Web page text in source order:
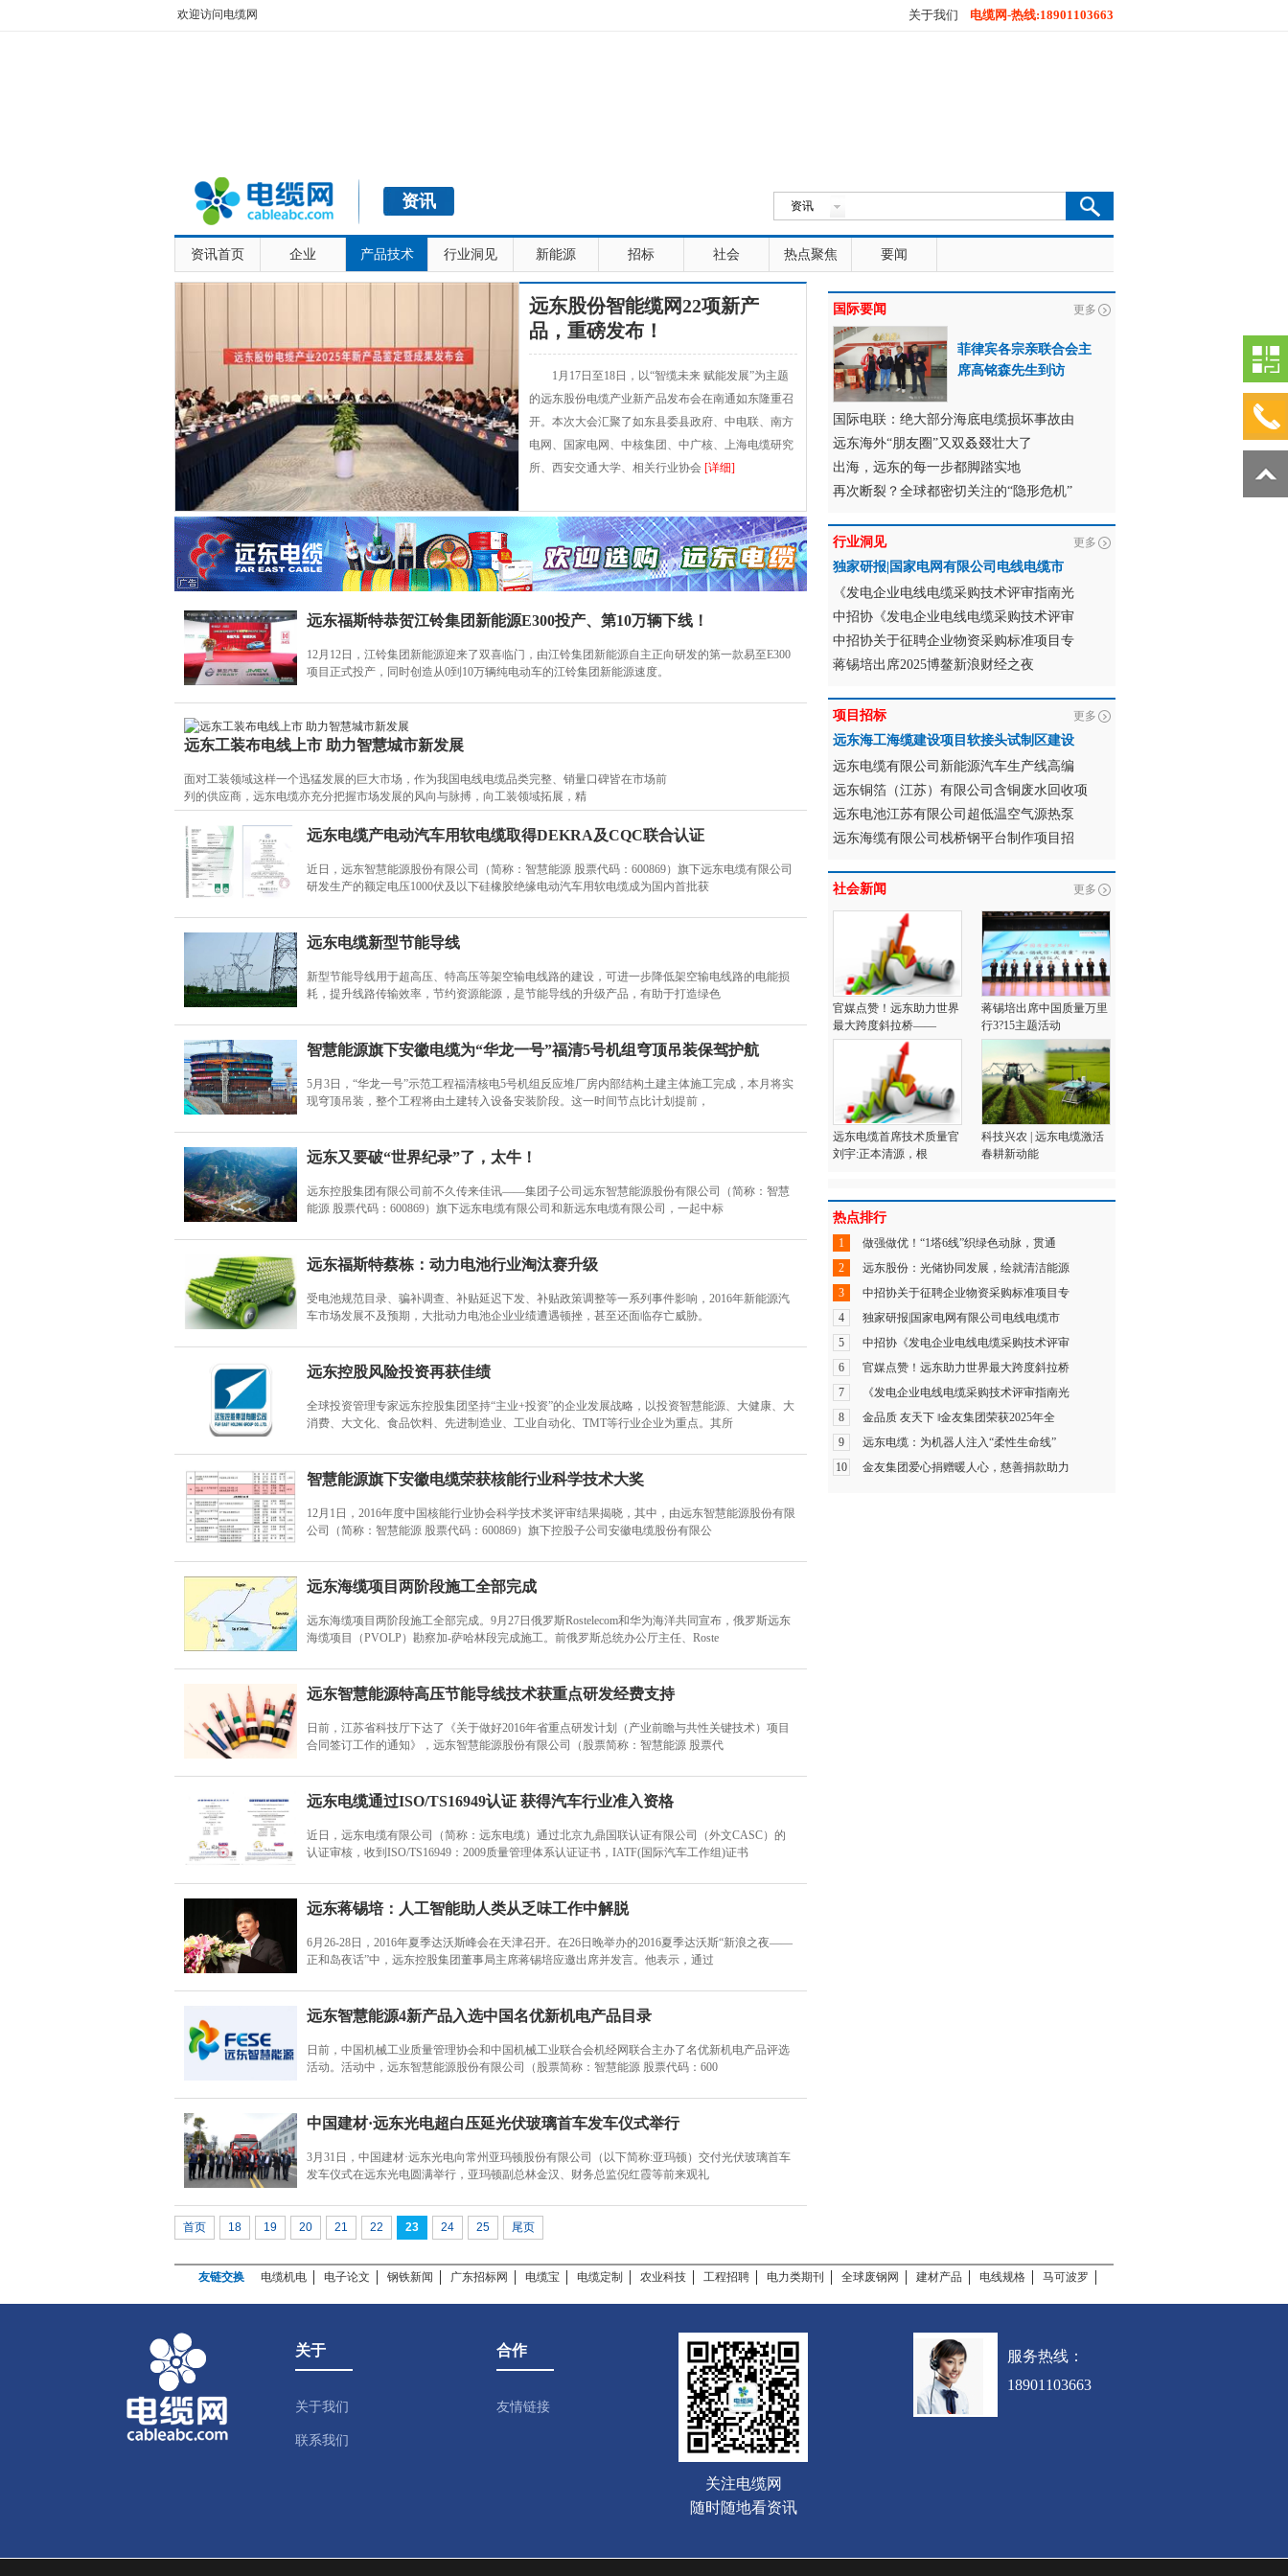
欢迎访问电缆网 关于我们 电缆网-热线:18901103663
资讯 资讯
资讯首页 企业 产品技术 行业洞见 新能源 招标 社会 热点聚焦 要闻
远东股份智能缆网22项新产
品，重磅发布！
1月17日至18日，以“智缆未来 赋能发展”为主题
的远东股份电缆产业新产品发布会在南通如东隆重召
开。本次大会汇聚了如东县委县政府、中电联、南方
电网、国家电网、中核集团、中广核、上海电缆研究
所、西安交通大学、相关行业协会 [详细]
远东福斯特恭贺江铃集团新能源E300投产、第10万辆下线！
12月12日，江铃集团新能源迎来了双喜临门，由江铃集团新能源自主正向研发的第一款易至E300
项目正式投产，同时创造从0到10万辆纯电动车的江铃集团新能源速度。
远东工装布电线上市 助力智慧城市新发展
面对工装领域这样一个迅猛发展的巨大市场，作为我国电线电缆品类完整、销量口碑皆在市场前
列的供应商，远东电缆亦充分把握市场发展的风向与脉搏，向工装领域拓展，精
远东电缆产电动汽车用软电缆取得DEKRA及CQC联合认证
近日，远东智慧能源股份有限公司（简称：智慧能源 股票代码：600869）旗下远东电缆有限公司
研发生产的额定电压1000伏及以下硅橡胶绝缘电动汽车用软电缆成为国内首批获
远东电缆新型节能导线
新型节能导线用于超高压、特高压等架空输电线路的建设，可进一步降低架空输电线路的电能损
耗，提升线路传输效率，节约资源能源，是节能导线的升级产品，有助于打造绿色
智慧能源旗下安徽电缆为“华龙一号”福清5号机组穹顶吊装保驾护航
5月3日，“华龙一号”示范工程福清核电5号机组反应堆厂房内部结构土建主体施工完成，本月将实
现穹顶吊装，整个工程将由土建转入设备安装阶段。这一时间节点比计划提前，
远东又要破“世界纪录”了，太牛！
远东控股集团有限公司前不久传来佳讯——集团子公司远东智慧能源股份有限公司（简称：智慧
能源 股票代码：600869）旗下远东电缆有限公司和新远东电缆有限公司，一起中标
远东福斯特蔡栋：动力电池行业淘汰赛升级
受电池规范目录、骗补调查、补贴延迟下发、补贴政策调整等一系列事件影响，2016年新能源汽
车市场发展不及预期，大批动力电池企业业绩遭遇顿挫，甚至还面临存亡威胁。
远东控股风险投资再获佳绩
全球投资管理专家远东控股集团坚持“主业+投资”的企业发展战略，以投资智慧能源、大健康、大
消费、大文化、食品饮料、先进制造业、工业自动化、TMT等行业企业为重点。其所
智慧能源旗下安徽电缆荣获核能行业科学技术大奖
12月1日，2016年度中国核能行业协会科学技术奖评审结果揭晓，其中，由远东智慧能源股份有限
公司（简称：智慧能源 股票代码：600869）旗下控股子公司安徽电缆股份有限公
远东海缆项目两阶段施工全部完成
远东海缆项目两阶段施工全部完成。9月27日俄罗斯Rostelecom和华为海洋共同宣布，俄罗斯远东
海缆项目（PVOLP）勘察加-萨哈林段完成施工。前俄罗斯总统办公厅主任、Roste
远东智慧能源特高压节能导线技术获重点研发经费支持
日前，江苏省科技厅下达了《关于做好2016年省重点研发计划（产业前瞻与共性关键技术）项目
合同签订工作的通知》，远东智慧能源股份有限公司（股票简称：智慧能源 股票代
远东电缆通过ISO/TS16949认证 获得汽车行业准入资格
近日，远东电缆有限公司（简称：远东电缆）通过北京九鼎国联认证有限公司（外文CASC）的
认证审核，收到ISO/TS16949：2009质量管理体系认证证书，IATF(国际汽车工作组)证书
远东蒋锡培：人工智能助人类从乏味工作中解脱
6月26-28日，2016年夏季达沃斯峰会在天津召开。在26日晚举办的2016夏季达沃斯“新浪之夜——
正和岛夜话”中，远东控股集团董事局主席蒋锡培应邀出席并发言。他表示，通过
远东智慧能源4新产品入选中国名优新机电产品目录
日前，中国机械工业质量管理协会和中国机械工业联合会机经网联合主办了名优新机电产品评选
活动。活动中，远东智慧能源股份有限公司（股票简称：智慧能源 股票代码：600
中国建材·远东光电超白压延光伏玻璃首车发车仪式举行
3月31日，中国建材·远东光电向常州亚玛顿股份有限公司（以下简称:亚玛顿）交付光伏玻璃首车
发车仪式在远东光电圆满举行，亚玛顿副总林金汉、财务总监倪红霞等前来观礼
首页 18 19 20 21 22 23 24 25 尾页
国际要闻 更多
菲律宾各宗亲联合会主
席高铭森先生到访
国际电联：绝大部分海底电缆损坏事故由
远东海外“朋友圈”又双叒叕壮大了
出海，远东的每一步都脚踏实地
再次断裂？全球都密切关注的“隐形危机”
行业洞见 更多
独家研报|国家电网有限公司电线电缆市
《发电企业电线电缆采购技术评审指南光
中招协《发电企业电线电缆采购技术评审
中招协关于征聘企业物资采购标准项目专
蒋锡培出席2025博鳌新浪财经之夜
项目招标 更多
远东海工海缆建设项目软接头试制区建设
远东电缆有限公司新能源汽车生产线高编
远东铜箔（江苏）有限公司含铜废水回收项
远东电池江苏有限公司超低温空气源热泵
远东海缆有限公司栈桥钢平台制作项目招
社会新闻 更多
官媒点赞！远东助力世界
最大跨度斜拉桥——
蒋锡培出席中国质量万里
行3?15主题活动
远东电缆首席技术质量官
刘宇:正本清源，根
科技兴农 | 远东电缆激活
春耕新动能
热点排行
1
做强做优！“1塔6线”织绿色动脉，贯通
2
远东股份：光储协同发展，绘就清洁能源
3
中招协关于征聘企业物资采购标准项目专
4
独家研报|国家电网有限公司电线电缆市
5
中招协《发电企业电线电缆采购技术评审
6
官媒点赞！远东助力世界最大跨度斜拉桥
7
《发电企业电线电缆采购技术评审指南光
8
金品质 友天下 ‖金友集团荣获2025年全
9
远东电缆：为机器人注入“柔性生命线”
10
金友集团爱心捐赠暖人心，慈善捐款助力
友链交换 电缆机电 电子论文 钢铁新闻 广东招标网 电缆宝 电缆定制 农业科技 工程招聘 电力类期刊 全球废钢网 建材产品 电线规格 马可波罗
关于
关于我们
联系我们
合作
友情链接
关注电缆网
随时随地看资讯
服务热线：
18901103663